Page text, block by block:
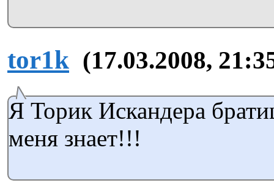
tor1k (17.03.2008,
Я Торик Искандера
меня знает!!!